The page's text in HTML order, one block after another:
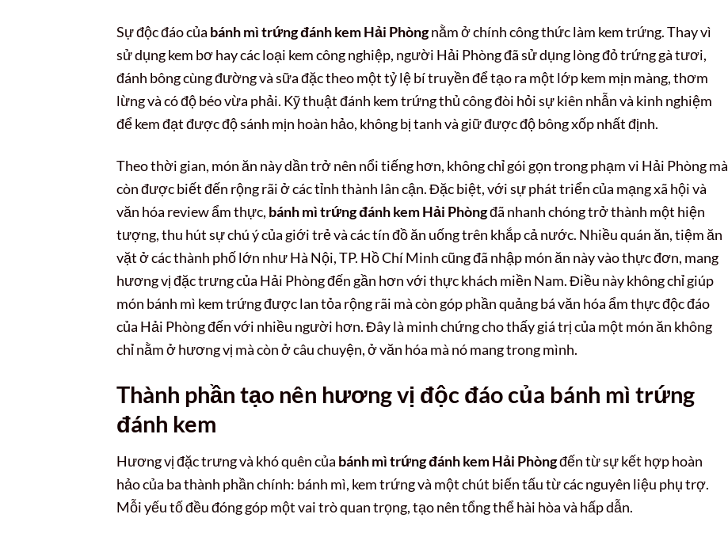
Sự độc đáo của bánh mì trứng đánh kem Hải Phòngnằm ở chính công thức làm kem trứng. Thay vì
sử dụng kem bơ hay các loại kem công nghiệp, người Hải Phòng đã sử dụng lòng đỏ trứng gà tươi,
đánh bông cùng đường và sữa đặc theo một tỷ lệ bí truyền để tạo ra một lớp kem mịn màng, thơm
lừng và có độ béo vừa phải. Kỹ thuật đánh kem trứng thủ công đòi hỏi sự kiên nhẫn và kinh nghiệm
để kem đạt được độ sánh mịn hoàn hảo, không bị tanh và giữ được độ bông xốp nhất định.
Theo thời gian, món ăn này dần trở nên nổi tiếng hơn, không chỉ gói gọn trong phạm vi Hải Phòng mà
còn được biết đến rộng rãi ở các tỉnh thành lân cận. Đặc biệt, với sự phát triển của mạng xã hội và
văn hóa review ẩm thực, bánh mì trứng đánh kem Hải Phòngđã nhanh chóng trở thành một hiện
tượng, thu hút sự chú ý của giới trẻ và các tín đồ ăn uống trên khắp cả nước. Nhiều quán ăn, tiệm ăn
vặt ở các thành phố lớn như Hà Nội, TP. Hồ Chí Minh cũng đã nhập món ăn này vào thực đơn, mang
hương vị đặc trưng của Hải Phòng đến gần hơn với thực khách miền Nam. Điều này không chỉ giúp
món bánh mì kem trứng được lan tỏa rộng rãi mà còn góp phần quảng bá văn hóa ẩm thực độc đáo
của Hải Phòng đến với nhiều người hơn. Đây là minh chứng cho thấy giá trị của một món ăn không
chỉ nằm ở hương vị mà còn ở câu chuyện, ở văn hóa mà nó mang trong mình.
Thành phần tạo nên hương vị độc đáo của bánh mì trứng
đánh kem
Hương vị đặc trưng và khó quên của bánh mì trứng đánh kem Hải Phòngđến từ sự kết hợp hoàn
hảo của ba thành phần chính: bánh mì, kem trứng và một chút biến tấu từ các nguyên liệu phụ trợ.
Mỗi yếu tố đều đóng góp một vai trò quan trọng, tạo nên tổng thể hài hòa và hấp dẫn.